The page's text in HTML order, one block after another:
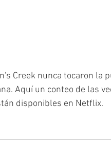
Creek nunca tocaron la
Aquí un conteo de las
disponibles en Netflix.